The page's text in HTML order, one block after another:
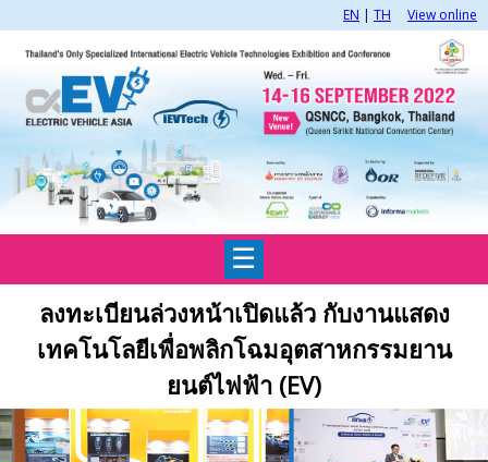
EN | TH View online
☰
ลงทะเบียนล่วงหน้าเปิดแล้ว กับงานแสดง
เทคโนโลยีเพื่อพลิกโฉมอุตสาหกรรมยาน
ยนต์ไฟฟ้า (EV)